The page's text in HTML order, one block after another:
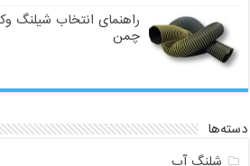
راهنمای انتخاب شیلنگ
چمن
دسته‌ها
شلنگ آب